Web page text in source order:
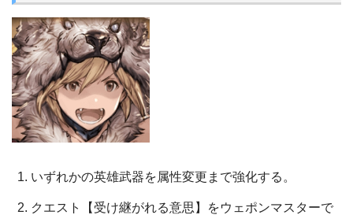
いずれかの英雄武器を属性変更まで強化する。
クエスト【受け継がれる意思】をウェポンマスターで